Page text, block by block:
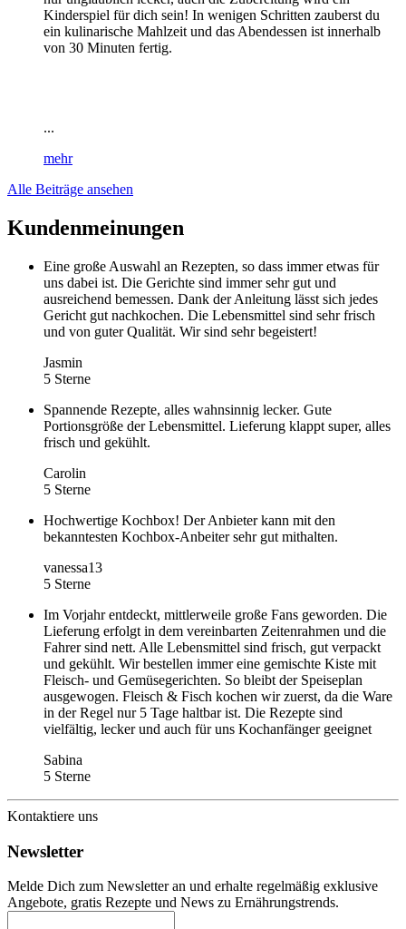
Kinderspiel für dich sein! In wenigen Schritten zauberst du
ein kulinarische Mahlzeit und das Abendessen ist innerhalb
von 30 Minuten fertig.
...
mehr
Alle Beiträge ansehen
Kundenmeinungen
Eine große Auswahl an Rezepten, so dass immer etwas für
uns dabei ist. Die Gerichte sind immer sehr gut und
ausreichend bemessen. Dank der Anleitung lässt sich jedes
Gericht gut nachkochen. Die Lebensmittel sind sehr frisch
und von guter Qualität. Wir sind sehr begeistert!
Jasmin
5 Sterne
Spannende Rezepte, alles wahnsinnig lecker. Gute
Portionsgröße der Lebensmittel. Lieferung klappt super, alles
frisch und gekühlt.
Carolin
5 Sterne
Hochwertige Kochbox! Der Anbieter kann mit den
bekanntesten Kochbox-Anbeiter sehr gut mithalten.
vanessa13
5 Sterne
Im Vorjahr entdeckt, mittlerweile große Fans geworden. Die
Lieferung erfolgt in dem vereinbarten Zeitenrahmen und die
Fahrer sind nett. Alle Lebensmittel sind frisch, gut verpackt
und gekühlt. Wir bestellen immer eine gemischte Kiste mit
Fleisch- und Gemüsegerichten. So bleibt der Speiseplan
ausgewogen. Fleisch & Fisch kochen wir zuerst, da die Ware
in der Regel nur 5 Tage haltbar ist. Die Rezepte sind
vielfältig, lecker und auch für uns Kochanfänger geeignet
Sabina
5 Sterne
Kontaktiere uns
Newsletter
Melde Dich zum Newsletter an und erhalte regelmäßig exklusive
Angebote, gratis Rezepte und News zu Ernährungstrends.